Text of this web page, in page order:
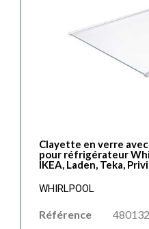
Clayette en verre
pour réfrigérateur
IKEA, Laden, Teka,
WHIRLPOOL
Référence